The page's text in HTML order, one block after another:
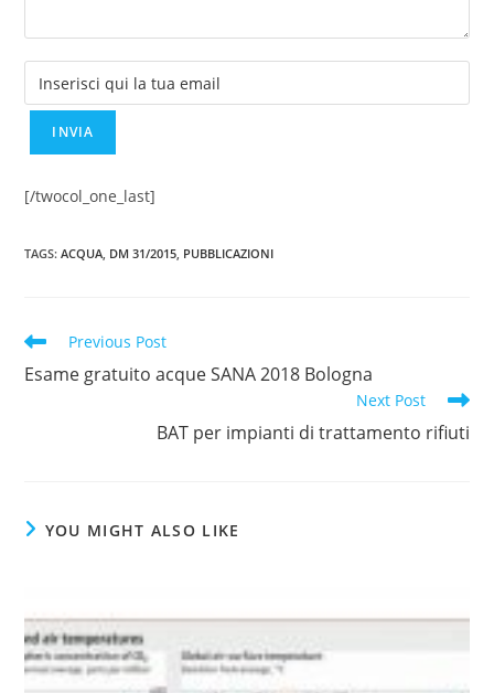
[/twocol_one_last]
TAGS:ACQUA, DM 31/2015, PUBBLICAZIONI
Read
articles
Previous Post
Esame gratuito acque SANA 2018 Bologna
Next Post
BAT per impianti di trattamento rifiuti
YOU MIGHT ALSO LIKE